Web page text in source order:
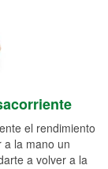
el rendimiento
la mano un
a volver a la